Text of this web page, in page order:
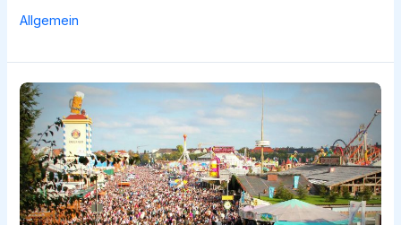
oder
Bierflasche
schützt
das
Bier
am
besten?
Allgemein